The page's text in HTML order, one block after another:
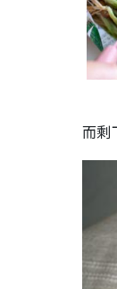
而剩